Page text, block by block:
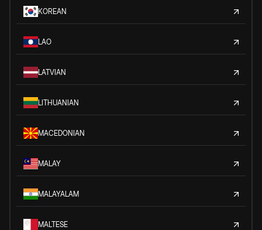
KOREAN
LAO
LATVIAN
LITHUANIAN
MACEDONIAN
MALAY
MALAYALAM
MALTESE